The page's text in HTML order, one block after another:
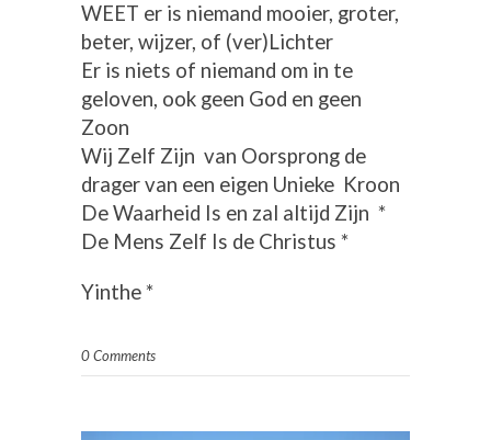
WEET er is niemand mooier, groter,
beter, wijzer, of (ver)Lichter
Er is niets of niemand om in te
geloven, ook geen God en geen
Zoon
Wij Zelf Zijn van Oorsprong de
drager van een eigen Unieke Kroon
De Waarheid Is en zal altijd Zijn *
De Mens Zelf Is de Christus *
Yinthe *
0 Comments